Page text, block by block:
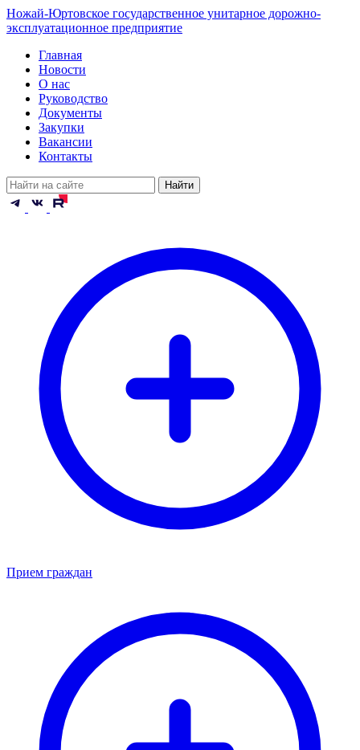
Ножай-Юртовское государственное унитарное дорожно-
эксплуатационное предприятие
Главная
Новости
О нас
Руководство
Документы
Закупки
Вакансии
Контакты
Найти
Прием граждан